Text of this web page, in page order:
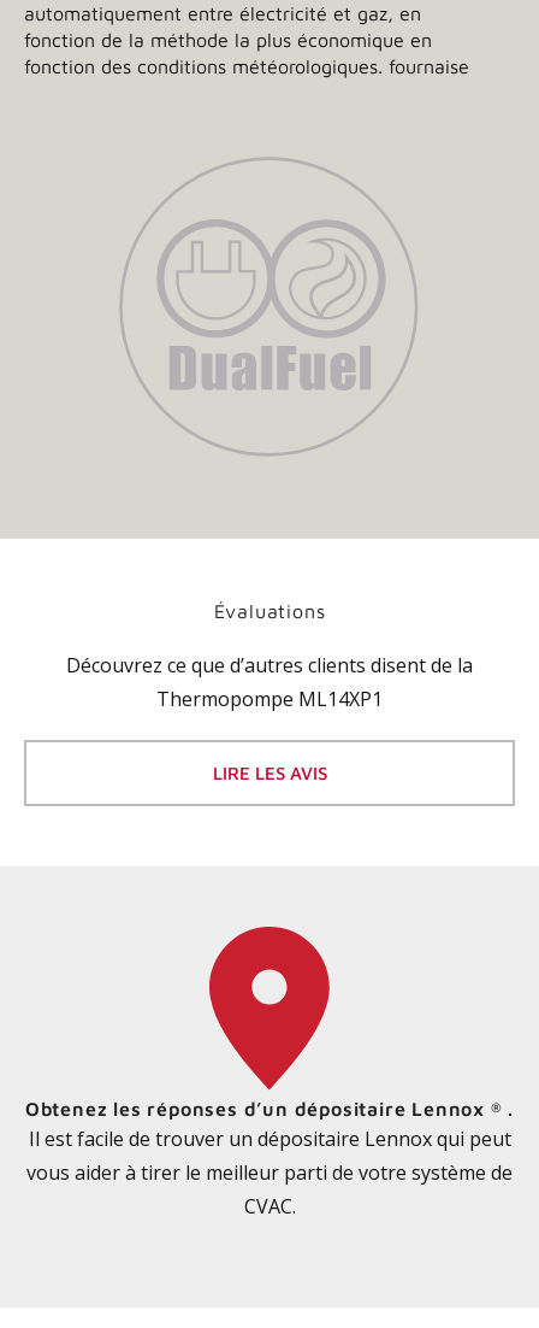
automatiquement entre électricité et gaz, en
fonction de la méthode la plus économique en
fonction des conditions météorologiques. fournaise
Évaluations
Découvrez ce que d’autres clients disent de la
Thermopompe ML14XP1
LIRE LES AVIS
Obtenez les réponses d’un dépositaire Lennox ® .
Il est facile de trouver un dépositaire Lennox qui peut
vous aider à tirer le meilleur parti de votre système de
CVAC.